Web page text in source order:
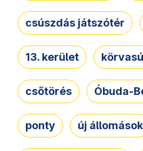
csúszdás játszótér
13. kerület
csőtörés Óbuda-
ponty új állomások